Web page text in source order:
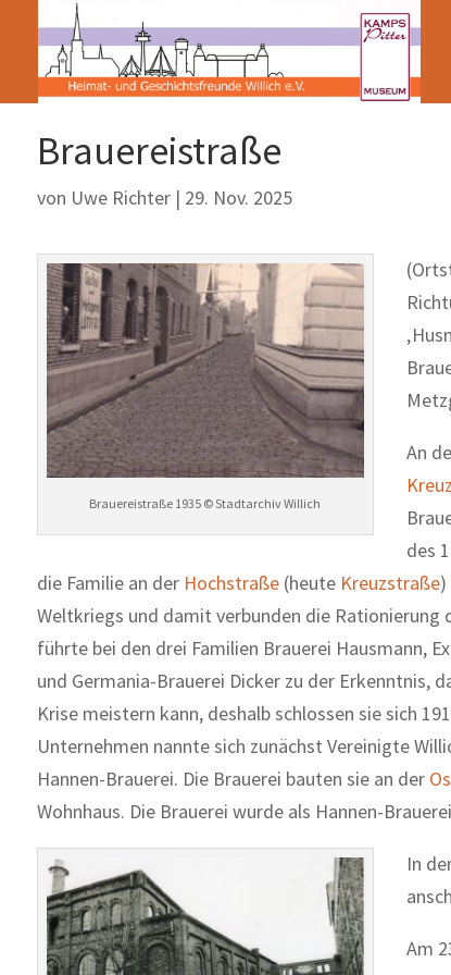
Brauereistraße
von Uwe Richter| 29. Nov. 2025
Brauereistraße 1935 © Stadtarchiv Willich
An
des
die Familie an der Hochstraße(heute Kreuzstraße)
Weltkriegs und damit verbunden die
führte bei den drei Familien Brauerei Hausmann,
und Germania-Brauerei Dicker zu der Erkenntnis,
Krise meistern kann, deshalb schlossen sie sich
Unternehmen nannte sich zunächst Vereinigte
Hannen-Brauerei. Die Brauerei bauten sie an der
Wohnhaus. Die Brauerei wurde als Hannen-
In
Am